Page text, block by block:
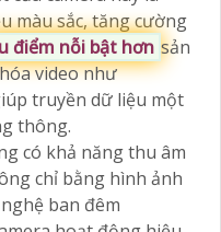
màu sắc, tăng cường
điểm nỗi bật hơn sản
video như
truyền dữ liệu một
thông.
có khả năng thu âm
chỉ bằng hình ảnh
ban đêm